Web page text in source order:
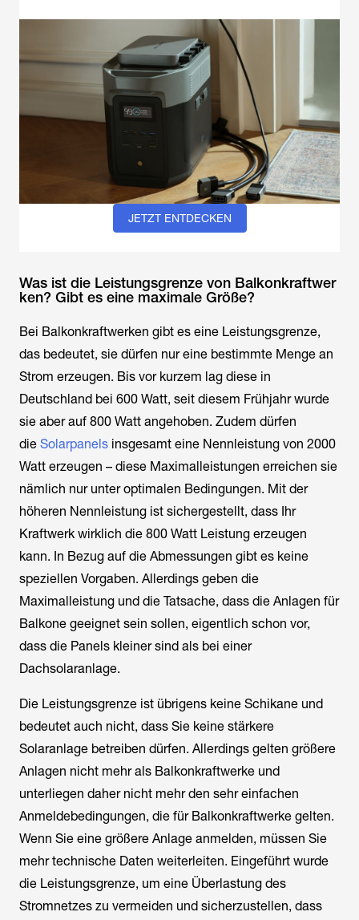
JETZT ENTDECKEN
Was ist die Leistungsgrenze von Balkonkraftwer
ken? Gibt es eine maximale Größe?
Bei Balkonkraftwerken gibt es eine Leistungsgrenze,
das bedeutet, sie dürfen nur eine bestimmte Menge an
Strom erzeugen. Bis vor kurzem lag diese in
Deutschland bei 600 Watt, seit diesem Frühjahr wurde
sie aber auf 800 Watt angehoben. Zudem dürfen
die Solarpanels insgesamt eine Nennleistung von 2000
Watt erzeugen – diese Maximalleistungen erreichen sie
nämlich nur unter optimalen Bedingungen. Mit der
höheren Nennleistung ist sichergestellt, dass Ihr
Kraftwerk wirklich die 800 Watt Leistung erzeugen
kann. In Bezug auf die Abmessungen gibt es keine
speziellen Vorgaben. Allerdings geben die
Maximalleistung und die Tatsache, dass die Anlagen für
Balkone geeignet sein sollen, eigentlich schon vor,
dass die Panels kleiner sind als bei einer
Dachsolaranlage.
Die Leistungsgrenze ist übrigens keine Schikane und
bedeutet auch nicht, dass Sie keine stärkere
Solaranlage betreiben dürfen. Allerdings gelten größere
Anlagen nicht mehr als Balkonkraftwerke und
unterliegen daher nicht mehr den sehr einfachen
Anmeldebedingungen, die für Balkonkraftwerke gelten.
Wenn Sie eine größere Anlage anmelden, müssen Sie
mehr technische Daten weiterleiten. Eingeführt wurde
die Leistungsgrenze, um eine Überlastung des
Stromnetzes zu vermeiden und sicherzustellen, dass